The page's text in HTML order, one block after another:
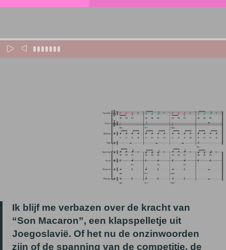
Ik blijf me verbazen over de kracht van
“Son Macaron”, een klapspelletje uit
Joegoslavië. Of het nu de onzinwoorden
zijn of de spanning van de competitie, de